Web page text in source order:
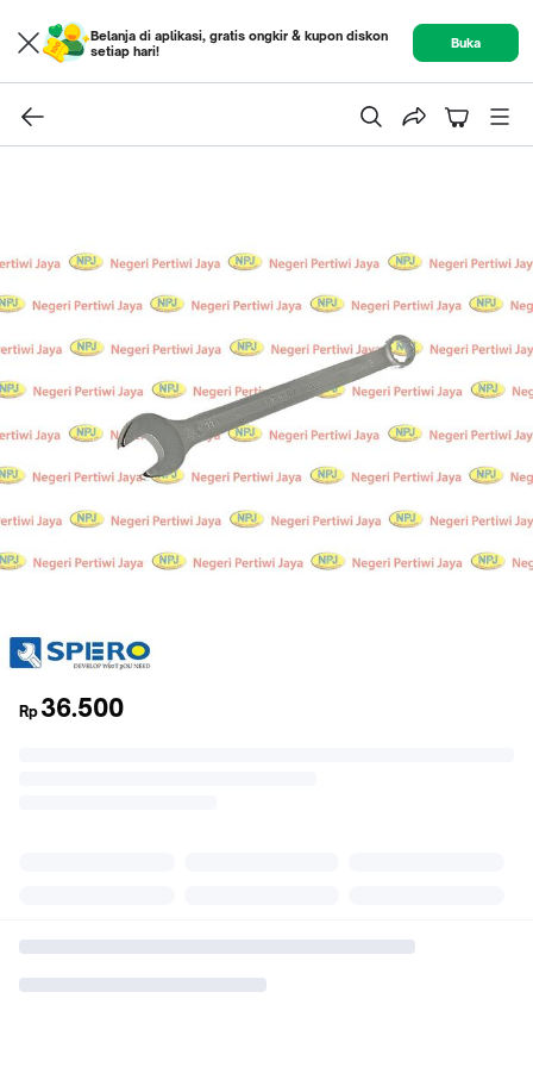
Belanja di aplikasi, gratis ongkir & kupon diskon
setiap hari!
Buka
Rp 36.500